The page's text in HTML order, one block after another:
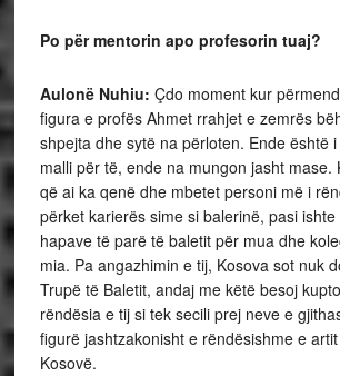
Po për mentorin apo profesorin tuaj?
Aulonë Nuhiu: Çdo moment kur
figura e profës Ahmet rrahjet e zemrës
shpejta dhe sytë na përloten. Ende është
malli për të, ende na mungon jasht mase.
që ai ka qenë dhe mbetet personi më i
përket karierës sime si balerinë, pasi
hapave të parë të baletit për mua dhe
mia. Pa angazhimin e tij, Kosova sot nuk
Trupë të Baletit, andaj me këtë besoj
rëndësia e tij si tek secili prej neve e
figurë jashtzakonisht e rëndësishme e
Kosovë.